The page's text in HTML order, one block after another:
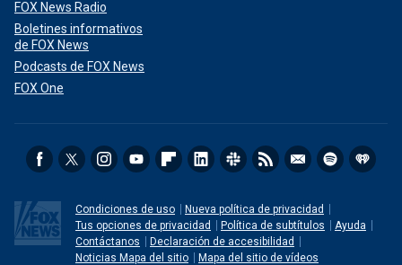
FOX News Radio
Boletines informativos
de FOX News
Podcasts de FOX News
FOX One
Condiciones de uso
Nueva política de privacidad
Tus opciones de privacidad
Política de subtítulos
Ayuda
Contáctanos
Declaración de accesibilidad
Noticias Mapa del sitio
Mapa del sitio de vídeos